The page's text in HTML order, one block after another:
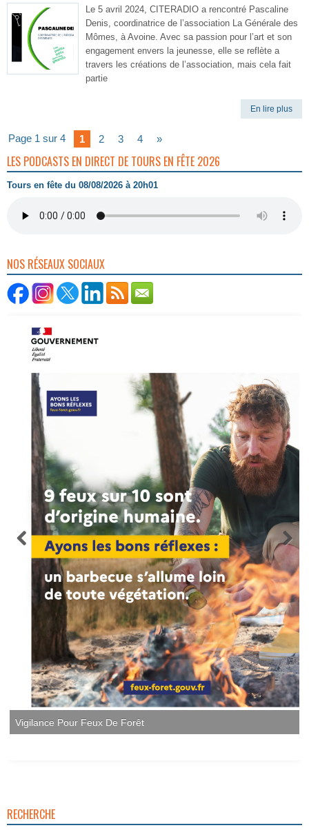
Le 5 avril 2024, CITERADIO a rencontré Pascaline
Denis, coordinatrice de l’association La Générale des
Mômes, à Avoine. Avec sa passion pour l’art et son
engagement envers la jeunesse, elle se reflète a
travers les créations de l’association, mais cela fait
partie
En lire plus
Page 1 sur 4 1 2 3 4 »
LES PODCASTS EN DIRECT DE TOURS EN FÊTE 2026
Tours en fête du 08/08/2026 à 20h01
NOS RÉSEAUX SOCIAUX
RECHERCHE